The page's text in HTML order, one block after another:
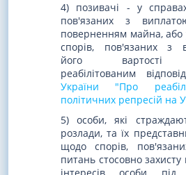
4) позивачі - у
пов'язаних з
поверненням майна,
спорів, пов'язаних з
його вартості
реабілітованим
України "Про
політичних репресій на
5) особи, які
розлади, та їх
щодо спорів,
питань стосовно